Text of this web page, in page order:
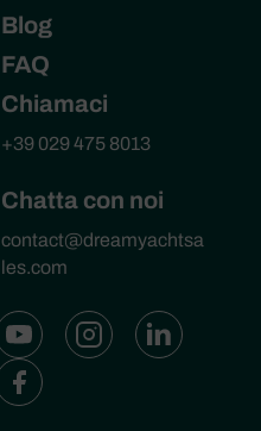
Blog
FAQ
Chiamaci
+39 029 475 8013
Chatta con noi
contact@dreamyachtsa
les.com